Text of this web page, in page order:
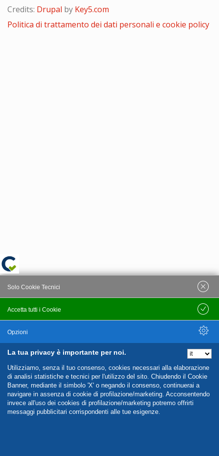
Credits: Drupal by Key5.com
Politica di trattamento dei dati personali e cookie policy
La tua privacy è importante per noi.
Utilizziamo, senza il tuo consenso, cookies necessari alla elaborazione
di analisi statistiche e tecnici per l'utilizzo del sito. Chiudendo il Cookie
Banner, mediante il simbolo 'X' o negando il consenso, continuerai a
navigare in assenza di cookie di profilazione/marketing. Acconsentendo
invece all'uso dei cookies di profilazione/marketing potremo offrirti
messaggi pubblicitari corrispondenti alle tue esigenze.
Accetta tutti i Cookie
Solo Cookie Tecnici
Salva
Opzioni
Nascondi Opzioni